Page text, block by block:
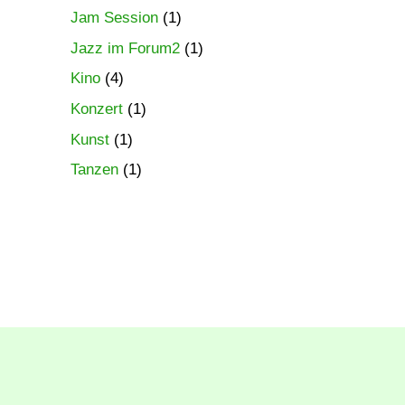
Jam Session(1)
Jazz im Forum2(1)
Kino(4)
Konzert(1)
Kunst(1)
Tanzen(1)